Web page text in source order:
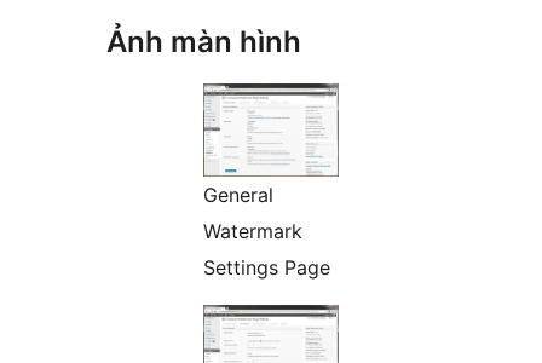
Ảnh màn hình
General
Watermark
Settings Page